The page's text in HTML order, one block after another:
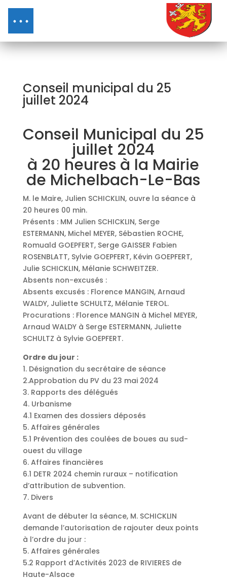
Conseil municipal du 25
juillet 2024
Conseil Municipal du 25
juillet 2024
à 20 heures à la Mairie
de Michelbach-Le-Bas
M. le Maire, Julien SCHICKLIN, ouvre la séance à
20 heures 00 min.
Présents : MM Julien SCHICKLIN, Serge
ESTERMANN, Michel MEYER, Sébastien ROCHE,
Romuald GOEPFERT, Serge GAISSER Fabien
ROSENBLATT, Sylvie GOEPFERT, Kévin GOEPFERT,
Julie SCHICKLIN, Mélanie SCHWEITZER.
Absents non-excusés :
Absents excusés : Florence MANGIN, Arnaud
WALDY, Juliette SCHULTZ, Mélanie TEROL.
Procurations : Florence MANGIN à Michel MEYER,
Arnaud WALDY à Serge ESTERMANN, Juliette
SCHULTZ à Sylvie GOEPFERT.
Ordre du jour :
1. Désignation du secrétaire de séance
2.Approbation du PV du 23 mai 2024
3. Rapports des délégués
4. Urbanisme
4.1 Examen des dossiers déposés
5. Affaires générales
5.1 Prévention des coulées de boues au sud-
ouest du village
6. Affaires financières
6.1 DETR 2024 chemin ruraux – notification
d’attribution de subvention.
7. Divers
Avant de débuter la séance, M. SCHICKLIN
demande l’autorisation de rajouter deux points
à l’ordre du jour :
5. Affaires générales
5.2 Rapport d’Activités 2023 de RIVIERES de
Haute-Alsace